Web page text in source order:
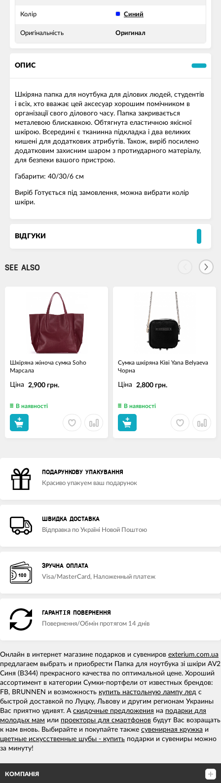
Колір Синий
Оригінальність Оригинал
ОПИС
Шкіряна папка для ноутбука для ділових людей, студентів
і всіх, хто вважає цей аксесуар хорошим помічником в
організації свого ділового часу. Папка закривається
металевою блискавкою. Обтягнута еластичною якісної
шкірою. Всередині є тканинна підкладка і два великих
кишені для додаткових атрибутів. Також, виріб посилено
додатковим захисним шаром з протиударного матеріалу,
для безпеки вашого пристрою.
Габарити: 40/30/6 см
Виріб Готується під замовлення, можна вибрати колір
шкіри.
ВІДГУКИ
SEE ALSO
Шкіряна жіноча сумка Soho
Марсала
Ціна 2,900 грн.
В наявності
Сумка шкіряна Ківі Yana Belyaeva
Чорна
Ціна 2,800 грн.
В наявності
ПОДАРУНКОВУ УПАКУВАННЯ
Красиво упакуем ваш подарунок
ШВИДКА ДОСТАВКА
Відправка по Україні Новой Поштою
ЗРУЧНА ОПЛАТА
Visa/MasterCard, Наложенный платеж
ГАРАНТІЯ ПОВЕРНЕННЯ
Повернення/Обмін протягом 14 днів
Онлайн в интернет магазине подарков и сувениров exterium.com.ua
предлагаем выбрать и приобрести Папка для ноутбука зі шкіри AV2
Синя (B344) прекрасного качества по оптимальной цене. Хороший
ассортимент в категории Сумки-портфели от известных брендов:
FB, BRUNNEN и возможность купить настольную лампу лед с
быстрой доставкой по Луцку, Львову и другим регионам Украины
Вас приятно удивят. А скидочные предложения на подарки для
молодых мам или проекторы для смартфонов будут Вас возращать
к нам вновь. Выбирайте и покупайте также сувенирная кружка и
цветные искусственные шубы - купить подарки и сувениры можно
за минуту!
КОМПАНІЯ